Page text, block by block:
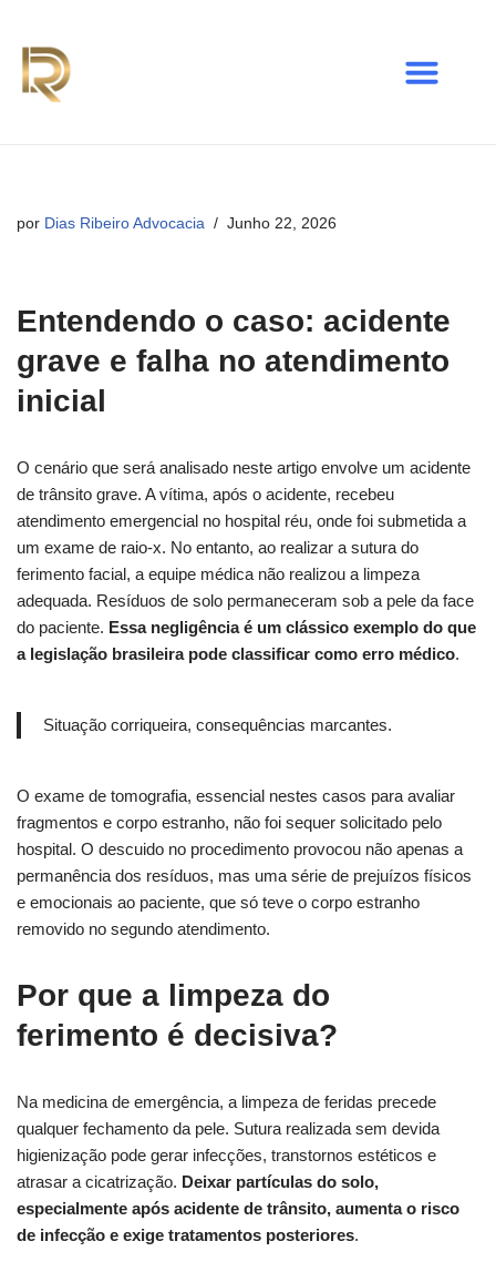
Avançar
para
por Dias Ribeiro Advocacia Junho 22, 2026
Entendendo o caso: acidente
grave e falha no atendimento
inicial
O cenário que será analisado neste artigo envolve um acidente
de trânsito grave. A vítima, após o acidente, recebeu
atendimento emergencial no hospital réu, onde foi submetida a
um exame de raio-x. No entanto, ao realizar a sutura do
ferimento facial, a equipe médica não realizou a limpeza
adequada. Resíduos de solo permaneceram sob a pele da face
do paciente. Essa negligência é um clássico exemplo do que
a legislação brasileira pode classificar como erro médico.
Situação corriqueira, consequências marcantes.
O exame de tomografia, essencial nestes casos para avaliar
fragmentos e corpo estranho, não foi sequer solicitado pelo
hospital. O descuido no procedimento provocou não apenas a
permanência dos resíduos, mas uma série de prejuízos físicos
e emocionais ao paciente, que só teve o corpo estranho
removido no segundo atendimento.
Por que a limpeza do
ferimento é decisiva?
Na medicina de emergência, a limpeza de feridas precede
qualquer fechamento da pele. Sutura realizada sem devida
higienização pode gerar infecções, transtornos estéticos e
atrasar a cicatrização. Deixar partículas do solo,
especialmente após acidente de trânsito, aumenta o risco
de infecção e exige tratamentos posteriores.